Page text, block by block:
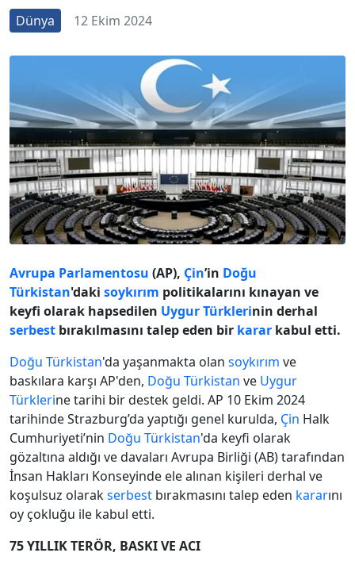
Dünya 12 Ekim 2024
Avrupa Parlamentosu (AP), Çin’in Doğu
Türkistan'daki soykırım politikalarını kınayan ve
keyfi olarak hapsedilen Uygur Türklerinin derhal
serbest bırakılmasını talep eden bir karar kabul etti.
Doğu Türkistan'da yaşanmakta olan soykırım ve
baskılara karşı AP'den, Doğu Türkistan ve Uygur
Türklerine tarihi bir destek geldi. AP 10 Ekim 2024
tarihinde Strazburg’da yaptığı genel kurulda, Çin Halk
Cumhuriyeti’nin Doğu Türkistan'da keyfi olarak
gözaltına aldığı ve davaları Avrupa Birliği (AB) tarafından
İnsan Hakları Konseyinde ele alınan kişileri derhal ve
koşulsuz olarakserbest bırakmasını talep eden kararını
oy çokluğu ile kabul etti.
75 YILLIK TERÖR, BASKI VE ACI